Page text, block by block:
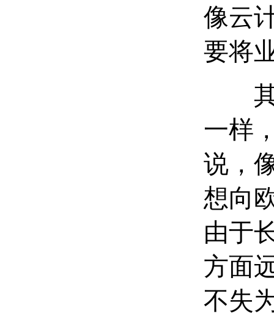
像云
要将
其
一样
说，
想向
由于
方面
不失